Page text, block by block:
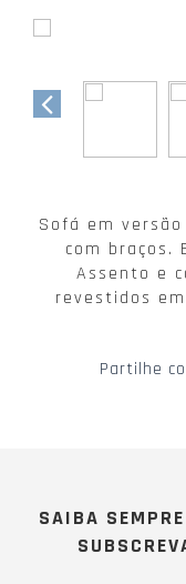
Sofá em
com braços.
Assento e
revestidos
Partilhe
SAIBA